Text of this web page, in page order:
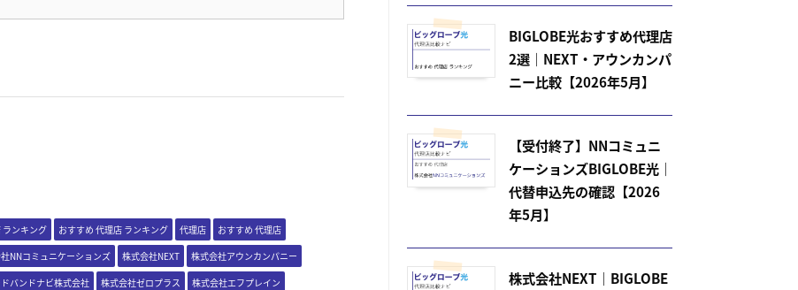
ランキング おすすめ 代理店 ランキング 代理店
おすすめ 代理店
NNコミュニケーションズ
株式会社NEXT
株式会社アウンカンパニー
バンドナビ株式会社
株式会社ゼロプラス
株式会社エフプレイン
BIGLOBE光おすすめ代理店
2選｜NEXT・アウンカンパ
ニー比較【2026年5月】
【受付終了】NNコミュニ
ケーションズBIGLOBE光｜
代替申込先の確認【2026
年5月】
株式会社NEXT｜BIGLOBE